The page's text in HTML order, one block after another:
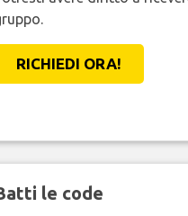
RICHIEDI ORA!
le code